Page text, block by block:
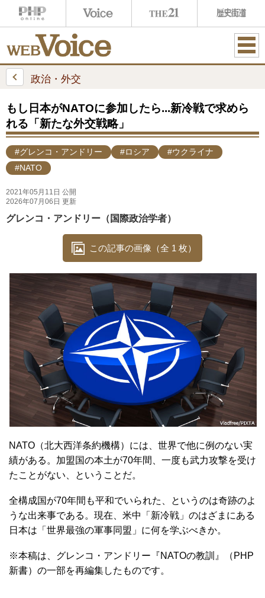
ME
政治・外交
もし日本がNATOに参加したら...新冷戦で求めら
れる「新たな外交戦略」
#グレンコ・アンドリー #ロシア
#ウクライナ
#NATO
2021年05月11日 公開
2026年07月06日 更新
グレンコ・アンドリー（国際政治学者）
この記事の画像（全 1 枚）
NATO（北大西洋条約機構）には、世界で他に例のない実
績がある。加盟国の本土が70年間、一度も武力攻撃を受け
たことがない、ということだ。
全構成国が70年間も平和でいられた、というのは奇跡のよ
うな出来事である。現在、米中「新冷戦」のはざまにある
日本は「世界最強の軍事同盟」に何を学ぶべきか。
※本稿は、グレンコ・アンドリー『NATOの教訓』（PHP
新書）の一部を再編集したものです。